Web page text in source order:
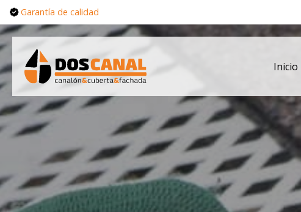
Garantía de calidad
Inicio